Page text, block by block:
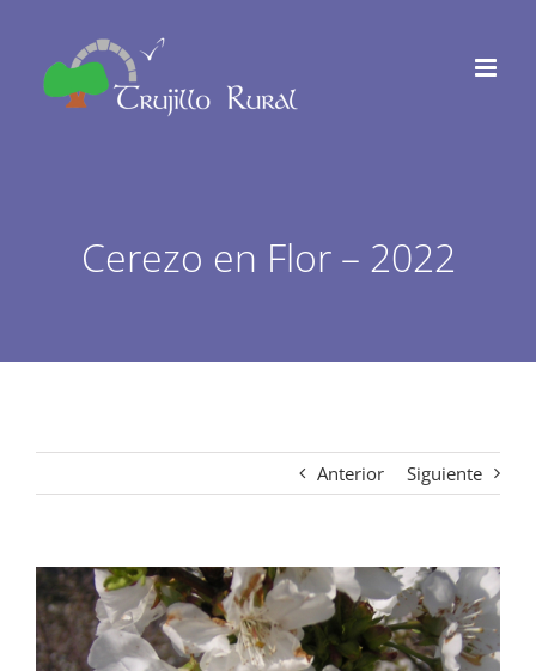
contenido
Cerezo en Flor – 2022
Anterior Siguiente
Ver
imagen
más